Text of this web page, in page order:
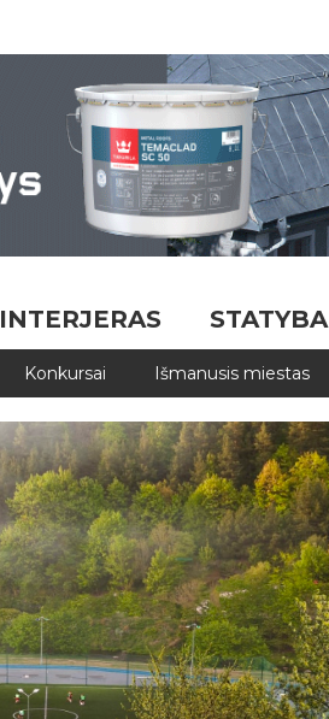
INTERJERAS STATYBA
Konkursai Išmanusis miestas